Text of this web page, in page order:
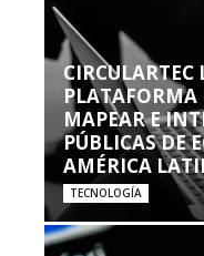
PLATAFORMA
MAPEAR E
PÚBLICAS DE
AMÉRICA
TECNOLOGÍA